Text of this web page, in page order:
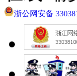
浙公网安备